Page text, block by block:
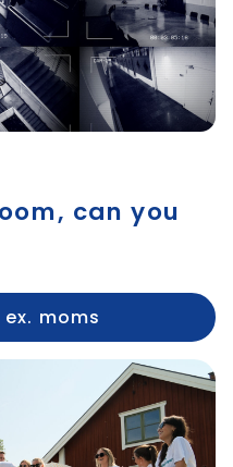
can you
ex. moms